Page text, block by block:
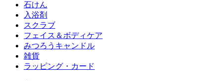
石けん
入浴剤
スクラブ
フェイス＆ボディケア
みつろうキャンドル
雑貨
ラッピング・カード